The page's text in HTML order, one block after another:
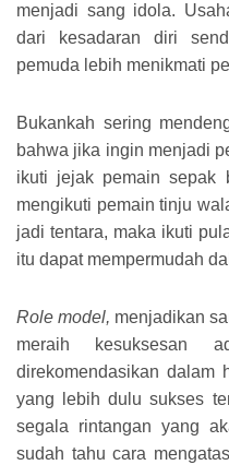
menjadi sang idola.
dari kesadaran diri
pemuda lebih menikmati
Bukankah sering
bahwa jika ingin menjadi
ikuti jejak pemain sepak
mengikuti pemain tinju
jadi tentara, maka ikuti
itu dapat mempermudah
Role model, menjadikan
meraih kesuksesan
direkomendasikan dalam
yang lebih dulu sukses
segala rintangan yang
sudah tahu cara